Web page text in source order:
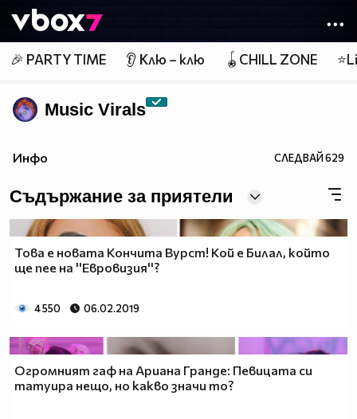
👾
🎉 PARTY TIME 👂 Клю – клю 🪀CHILL ZONE
Music Virals
Инфо СЛЕДВАЙ629
Съдържание за приятели
Това е новата Кончита Вурст! Кой е Билал, който
ще пее на ''Евровизия''?
4 550 06.02.2019
Огромният гаф на Ариана Гранде: Певицата си
татуира нещо, но какво значи то?